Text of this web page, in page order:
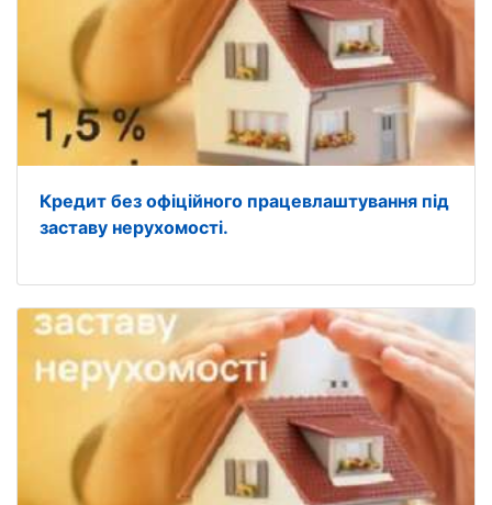
Кредит без офіційного працевлаштування під
заставу нерухомості.